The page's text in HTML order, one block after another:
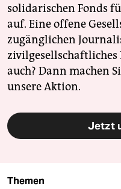
solidarischen Fonds
auf. Eine offene
zugänglichen
zivilgesellschaftliches
auch? Dann machen
unsere Aktion.
Jetzt
Themen